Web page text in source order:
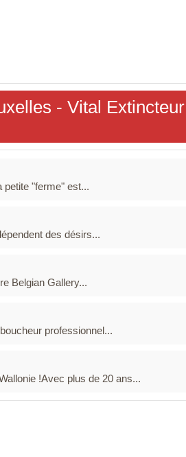
- Vital Extincteur
petite "ferme" est...
des désirs...
Belgian Gallery...
professionnel...
!Avec plus de 20 ans...